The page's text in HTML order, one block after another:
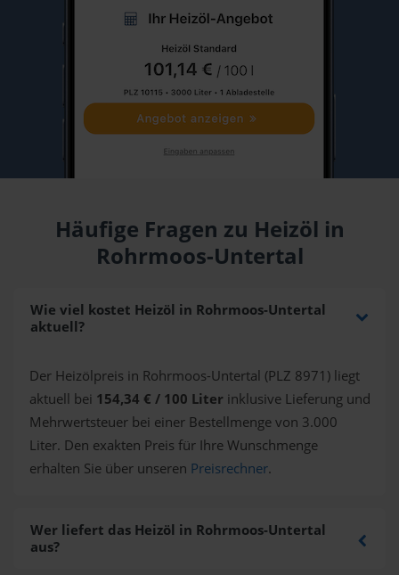
Häufige Fragen zu Heizöl in
Rohrmoos-Untertal
Wie viel kostet Heizöl in Rohrmoos-Untertal
aktuell?
Der Heizölpreis in Rohrmoos-Untertal (PLZ 8971) liegt
aktuell bei 154,34 € / 100 Liter inklusive Lieferung und
Mehrwertsteuer bei einer Bestellmenge von 3.000
Liter. Den exakten Preis für Ihre Wunschmenge
erhalten Sie über unseren Preisrechner.
Wer liefert das Heizöl in Rohrmoos-Untertal
aus?